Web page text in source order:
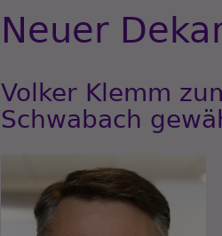
Neuer
Volker Klemm
Schwabach